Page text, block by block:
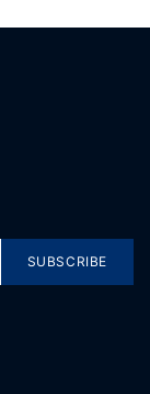
SUBSCRIBE